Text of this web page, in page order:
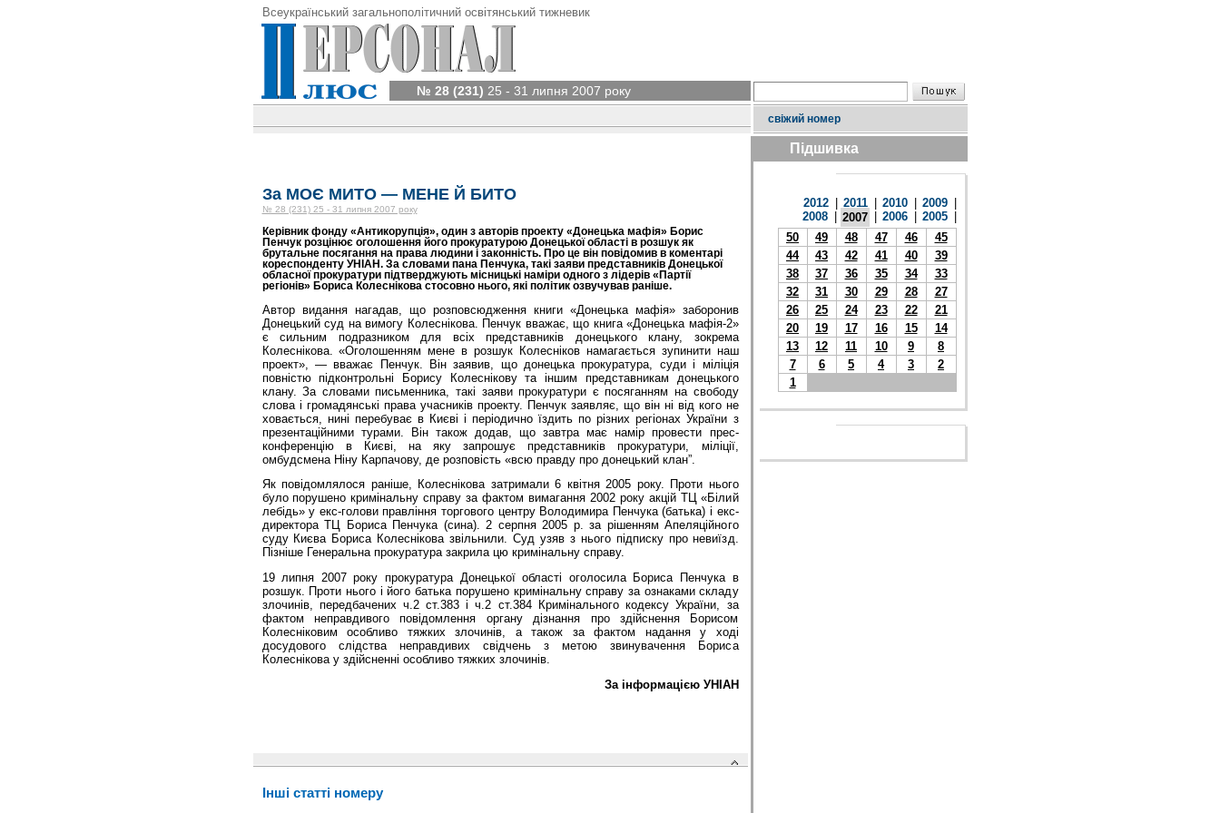
Всеукраїнський загальнополітичний освітянський тижневик
№ 28 (231) 25 - 31 липня 2007 року
свіжий номер
За МОЄ МИТО — МЕНЕ Й БИТО
№ 28 (231) 25 - 31 липня 2007 року
Керівник фонду «Антикорупція», один з авторів проекту «Донецька мафія» Борис
Пенчук розцінює оголошення його прокуратурою Донецької області в розшук як
брутальне посягання на права людини і законність. Про це він повідомив в коментарі
кореспонденту УНІАН. За словами пана Пенчука, такі заяви представників Донецької
обласної прокуратури підтверджують місницькі наміри одного з лідерів «Партії
регіонів» Бориса Колеснікова стосовно нього, які політик озвучував раніше.
Автор видання нагадав, що розповсюдження книги «Донецька мафія» заборонив
Донецький суд на вимогу Колеснікова. Пенчук вважає, що книга «Донецька мафія-2»
є сильним подразником для всіх представників донецького клану, зокрема
Колеснікова. «Оголошенням мене в розшук Колесніков намагається зупинити наш
проект», — вважає Пенчук. Він заявив, що донецька прокуратура, суди і міліція
повністю підконтрольні Борису Колеснікову та іншим представникам донецького
клану. За словами письменника, такі заяви прокуратури є посяганням на свободу
слова і громадянські права учасників проекту. Пенчук заявляє, що він ні від кого не
ховається, нині перебуває в Києві і періодично їздить по різних регіонах України з
презентаційними турами. Він також додав, що завтра має намір провести прес-
конференцію в Києві, на яку запрошує представників прокуратури, міліції,
омбудсмена Ніну Карпачову, де розповість «всю правду про донецький клан”.
Як повідомлялося раніше, Колеснікова затримали 6 квітня 2005 року. Проти нього
було порушено кримінальну справу за фактом вимагання 2002 року акцій ТЦ «Білий
лебідь» у екс-голови правління торгового центру Володимира Пенчука (батька) і екс-
директора ТЦ Бориса Пенчука (сина). 2 серпня 2005 р. за рішенням Апеляційного
суду Києва Бориса Колеснікова звільнили. Суд узяв з нього підписку про невиїзд.
Пізніше Генеральна прокуратура закрила цю кримінальну справу.
19 липня 2007 року прокуратура Донецької області оголосила Бориса Пенчука в
розшук. Проти нього і його батька порушено кримінальну справу за ознаками складу
злочинів, передбачених ч.2 ст.383 і ч.2 ст.384 Кримінального кодексу України, за
фактом неправдивого повідомлення органу дізнання про здійснення Борисом
Колесніковим особливо тяжких злочинів, а також за фактом надання у ході
досудового слідства неправдивих свідчень з метою звинувачення Бориса
Колеснікова у здійсненні особливо тяжких злочинів.
За інформацією УНІАН
Інші статті номеру
Підшивка
2012 2011 2010 2009
2008
2007 2006 2005
50
49 48 47 46
45
44
43 42 41 40
39
38
37 36 35 34
33
32
31 30 29 28
27
26
25 24 23 22
21
20
19 17 16 15
14
13
12 11 10 9
8
7
6 5 4 3
2
1